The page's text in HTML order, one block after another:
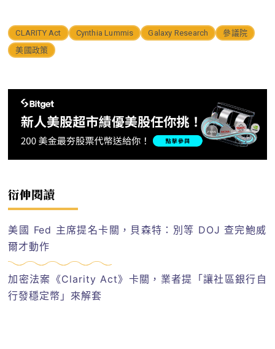
CLARITY Act Cynthia Lummis Galaxy Research
參議院
美國政策
衍伸閱讀
美國 Fed 主席提名卡關，貝森特：別等 DOJ 查完鮑威
爾才動作
加密法案《Clarity Act》卡關，業者提「讓社區銀行自
行發穩定幣」來解套